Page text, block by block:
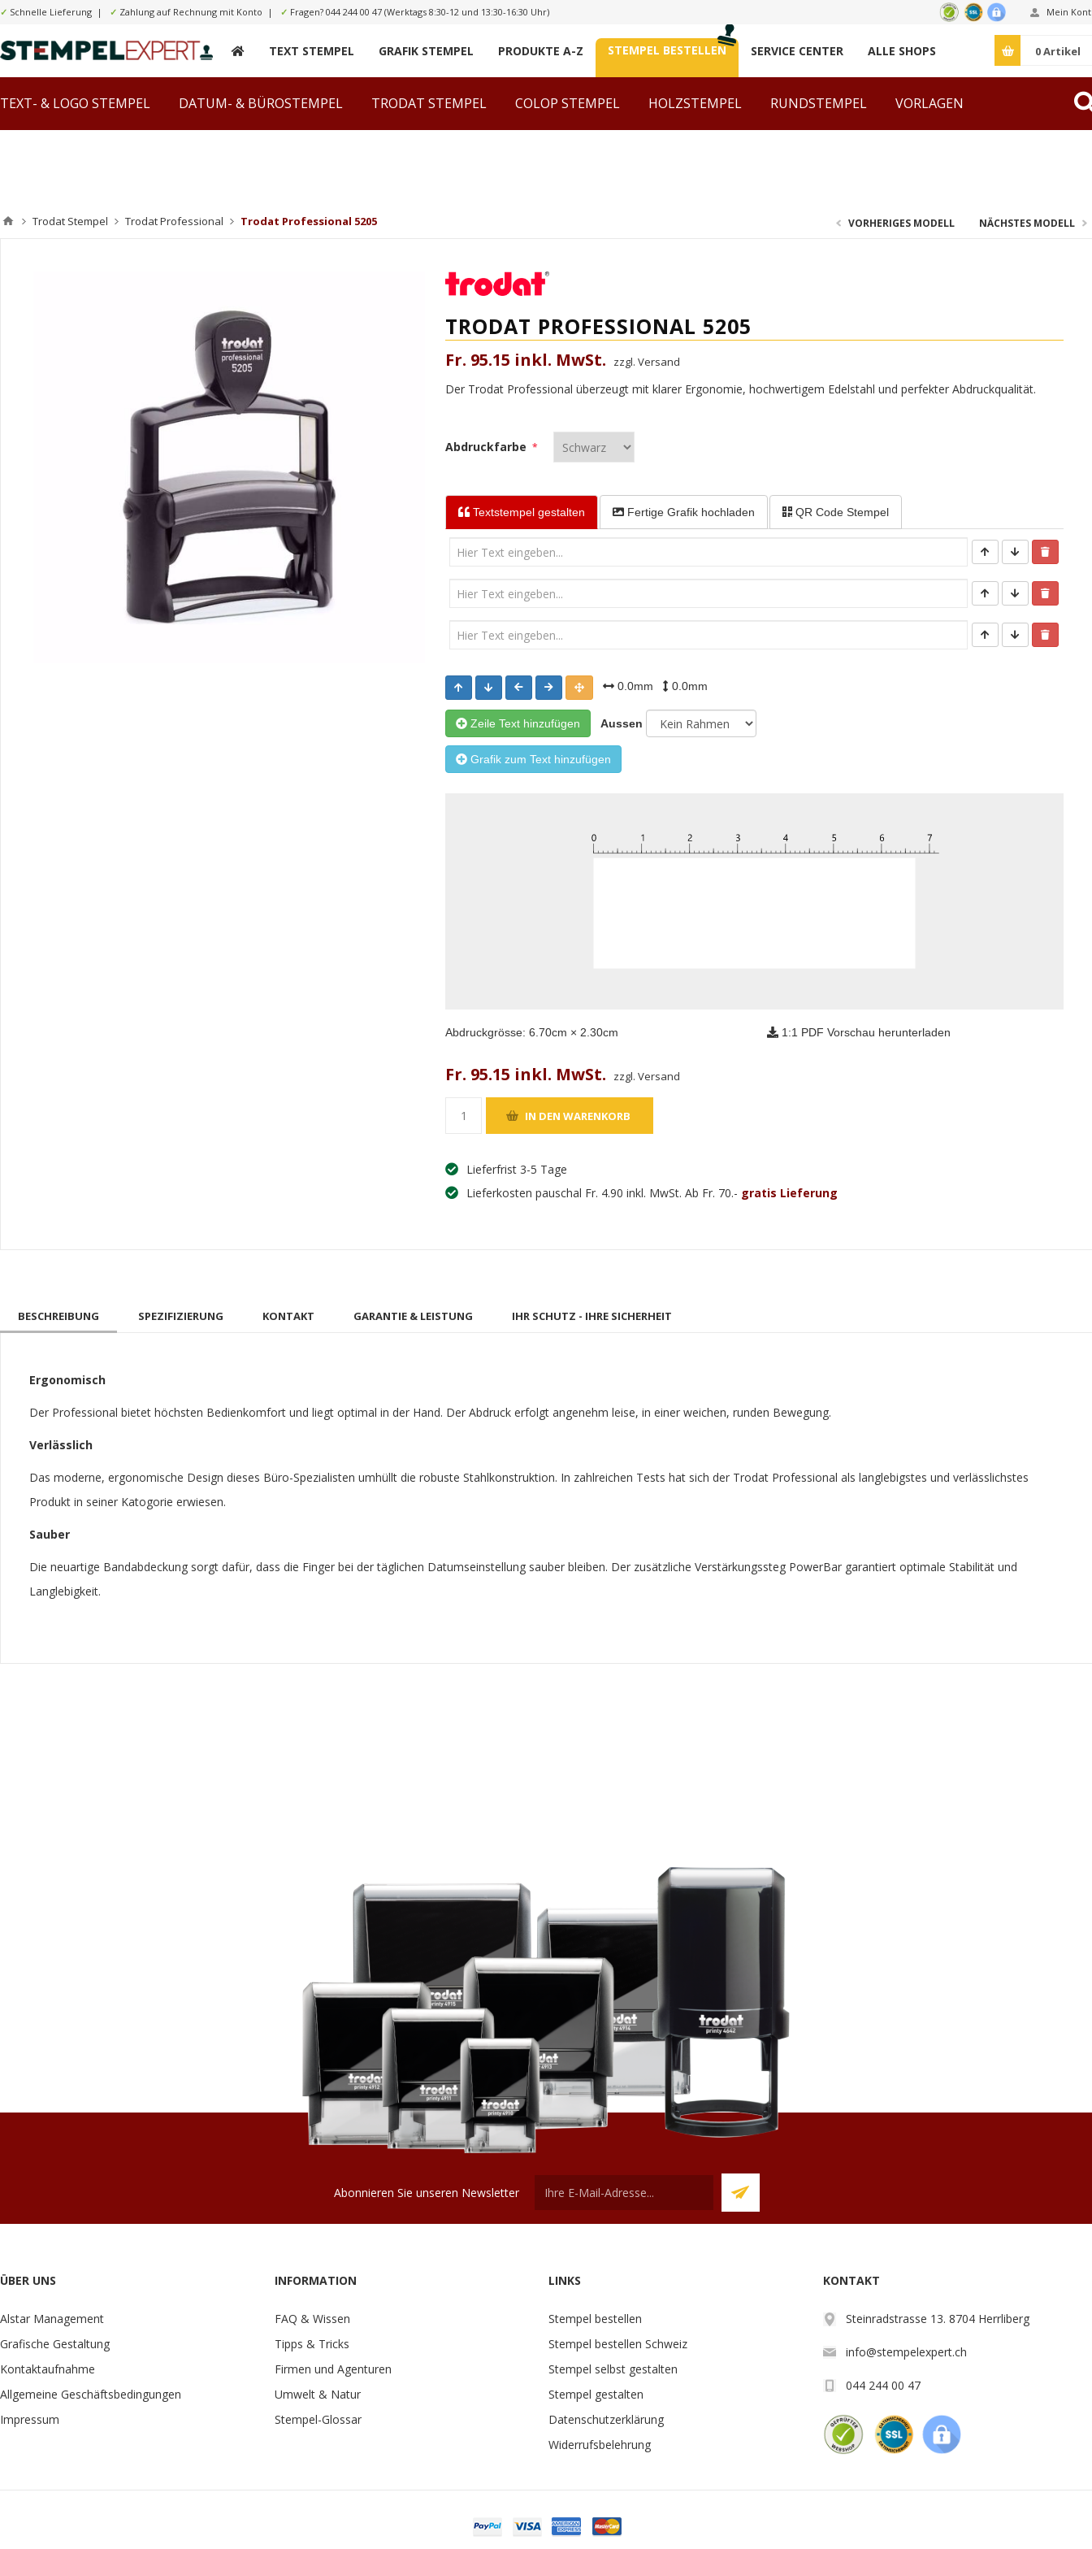
✓ Schnelle Lieferung | ✓ Zahlung auf Rechnung mit Konto | ✓ Fragen? 044 244 00 47 (Werktags 8:30-12 und 13:30-16:30 Uhr) Mein
TEXT STEMPEL GRAFIK STEMPEL PRODUKTE A-Z STEMPEL BESTELLEN SERVICE CENTER ALLE SHOPS 0Artikel
TEXT- & LOGO STEMPEL DATUM- & BÜROSTEMPEL TRODAT STEMPEL COLOP STEMPEL HOLZSTEMPEL RUNDSTEMPEL VORLAGEN
Trodat Stempel Trodat Professional Trodat Professional 5205 VORHERIGES MODELL NÄCHSTES MODELL
TRODAT PROFESSIONAL 5205
Fr. 95.15 inkl. MwSt. zzgl. Versand
Der Trodat Professional überzeugt mit klarer Ergonomie, hochwertigem Edelstahl und perfekter Abdruckqualität.
Abdruckfarbe *
Textstempel gestalten Fertige Grafik hochladen QR Code Stempel
0.0mm 0.0mm
Zeile Text hinzufügen Aussen
Grafik zum Text hinzufügen
Abdruckgrösse:6.70cm × 2.30cm 1:1 PDF Vorschau herunterladen
Fr. 95.15 inkl. MwSt. zzgl. Versand
Lieferfrist 3-5 Tage
Lieferkosten pauschal Fr. 4.90 inkl. MwSt. Ab Fr. 70.- gratis Lieferung
BESCHREIBUNG SPEZIFIZIERUNG KONTAKT GARANTIE & LEISTUNG IHR SCHUTZ - IHRE SICHERHEIT
Ergonomisch
Der Professional bietet höchsten Bedienkomfort und liegt optimal in der Hand. Der Abdruck erfolgt angenehm leise, in einer weichen, runden Bewegung.
Verlässlich
Das moderne, ergonomische Design dieses Büro-Spezialisten umhüllt die robuste Stahlkonstruktion. In zahlreichen Tests hat sich der Trodat Professional als langlebigstes und verlässlichstes
Produkt in seiner Katogorie erwiesen.
Sauber
Die neuartige Bandabdeckung sorgt dafür, dass die Finger bei der täglichen Datumseinstellung sauber bleiben. Der zusätzliche Verstärkungssteg PowerBar garantiert optimale Stabilität und
Langlebigkeit.
Abonnieren Sie unseren Newsletter
ÜBER UNS
Alstar Management
Grafische Gestaltung
Kontaktaufnahme
Allgemeine Geschäftsbedingungen
Impressum
INFORMATION
FAQ & Wissen
Tipps & Tricks
Firmen und Agenturen
Umwelt & Natur
Stempel-Glossar
LINKS
Stempel bestellen
Stempel bestellen Schweiz
Stempel selbst gestalten
Stempel gestalten
Datenschutzerklärung
Widerrufsbelehrung
KONTAKT
Steinradstrasse 13. 8704 Herrliberg
info@stempelexpert.ch
044 244 00 47